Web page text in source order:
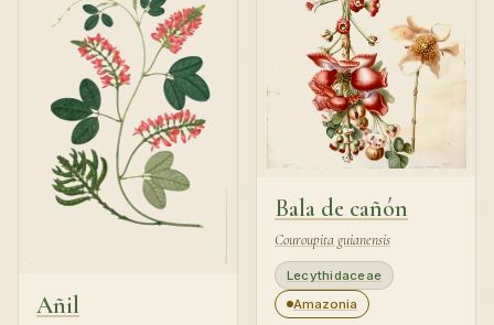
Añil
Bala de cañón
Couroupita guianensis
Lecythidaceae
Amazonia